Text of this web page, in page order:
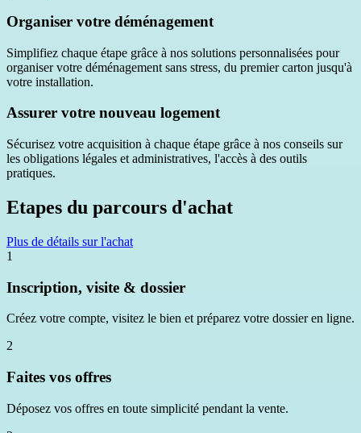
Organiser votre déménagement
Simplifiez chaque étape grâce à nos solutions personnalisées pour
organiser votre déménagement sans stress, du premier carton jusqu'à
votre installation.
Assurer votre nouveau logement
Sécurisez votre acquisition à chaque étape grâce à nos conseils sur
les obligations légales et administratives, l'accès à des outils
pratiques.
Etapes du parcours d'achat
Plus de détails sur l'achat
1
Inscription, visite & dossier
Créez votre compte, visitez le bien et préparez votre dossier en ligne.
2
Faites vos offres
Déposez vos offres en toute simplicité pendant la vente.